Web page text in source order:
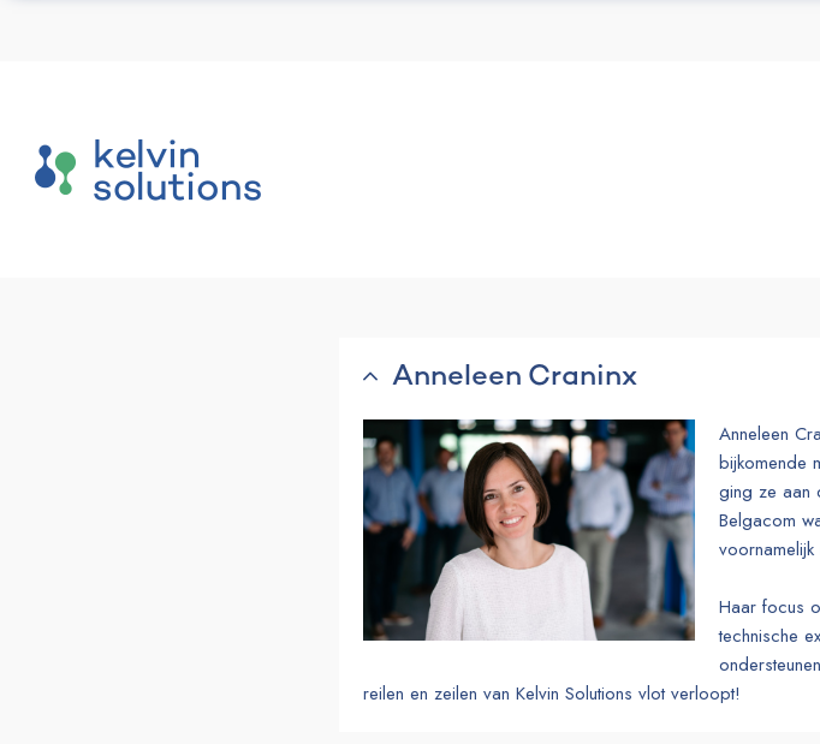
Anneleen Craninx
Anneleen
bijkomende
ging ze aan
Belgacom
Haar focus
technische
reilen en zeilen van Kelvin Solutions vlot verloopt!